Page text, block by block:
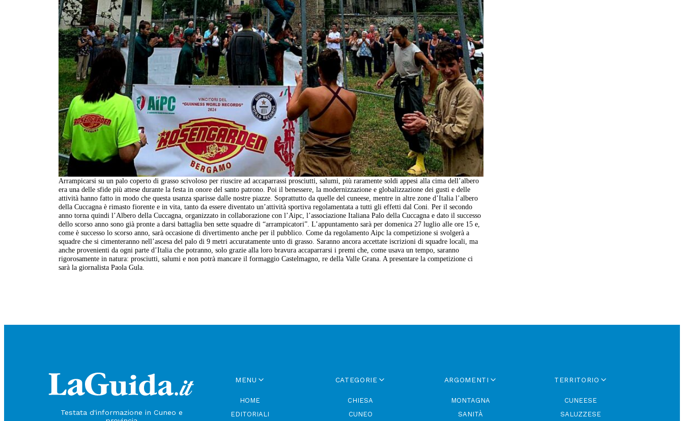
Arrampicarsi su un palo coperto di grasso scivoloso per riuscire ad accaparrassi prosciutti, salumi, più raramente soldi appesi alla cima dell’albero
era una delle sfide più attese durante la festa in onore del santo patrono. Poi il benessere, la modernizzazione e globalizzazione dei gusti e delle
attività hanno fatto in modo che questa usanza sparisse dalle nostre piazze. Soprattutto da quelle del cuneese, mentre in altre zone d’Italia l’albero
della Cuccagna è rimasto fiorente e in vita, tanto da essere diventato un’attività sportiva regolamentata a tutti gli effetti dal Coni. Per il secondo
anno torna quindi l’Albero della Cuccagna, organizzato in collaborazione con l’Aipc, l’associazione Italiana Palo della Cuccagna e dato il successo
dello scorso anno sono già pronte a darsi battaglia ben sette squadre di “arrampicatori”. L’appuntamento sarà per domenica 27 luglio alle ore 15 e,
come è successo lo scorso anno, sarà occasione di divertimento anche per il pubblico. Come da regolamento Aipc la competizione si svolgerà a
squadre che si cimenteranno nell’ascesa del palo di 9 metri accuratamente unto di grasso. Saranno ancora accettate iscrizioni di squadre locali, ma
anche provenienti da ogni parte d’Italia che potranno, solo grazie alla loro bravura accaparrarsi i premi che, come usava un tempo, saranno
rigorosamente in natura: prosciutti, salumi e non potrà mancare il formaggio Castelmagno, re della Valle Grana. A presentare la competizione ci
sarà la giornalista Paola Gula.
Testata d'informazione in Cuneo e
MENU
HOME
EDITORIALI
CATEGORIE
CHIESA
CUNEO
ARGOMENTI
MONTAGNA
SANITÀ
TERRITORIO
CUNEESE
SALUZZESE